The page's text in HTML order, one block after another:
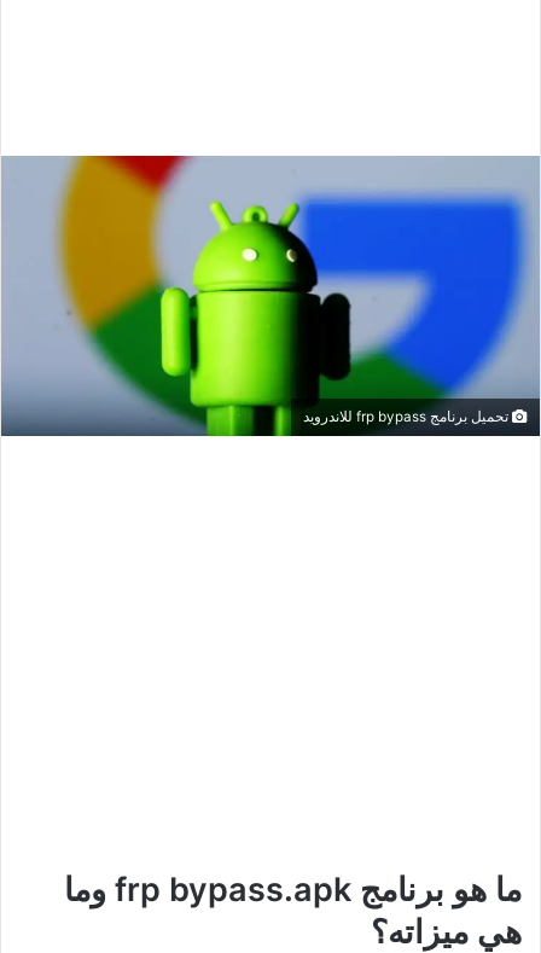
تحميل برنامج frp bypass للاندرويد
ما هو برنامج frp bypass.apk وما
هي ميزاته؟